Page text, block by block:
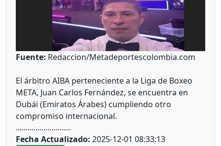
Deportista Metense 2024
Fuente: Redaccion/Metadeportescolombia.com
El árbitro AIBA perteneciente a la Liga de Boxeo
META, Juan Carlos Fernández, se encuentra en
Dubái (Emiratos Árabes) cumpliendo otro
compromiso internacional.
............................
Fecha Actualizado: 2025-12-01 08:33:13